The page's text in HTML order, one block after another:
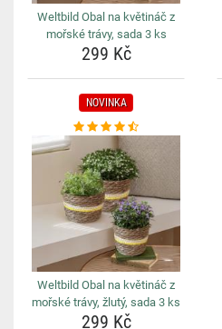
Weltbild Obal na květináč z
mořské trávy, sada 3 ks
299 Kč
NOVINKA
Weltbild Obal na květináč z
mořské trávy, žlutý, sada 3 ks
299 Kč